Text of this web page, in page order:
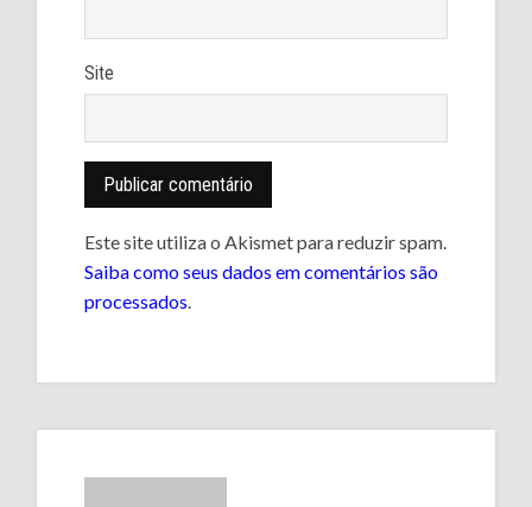
Site
Este site utiliza o Akismet para reduzir spam.
Saiba como seus dados em comentários são
processados.